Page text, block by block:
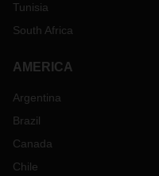
Tunisia
South Africa
AMERICA
Argentina
Brazil
Canada
Chile